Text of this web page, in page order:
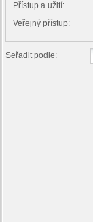
Přístup a užití:
Veřejný přístup:
Seřadit podle: